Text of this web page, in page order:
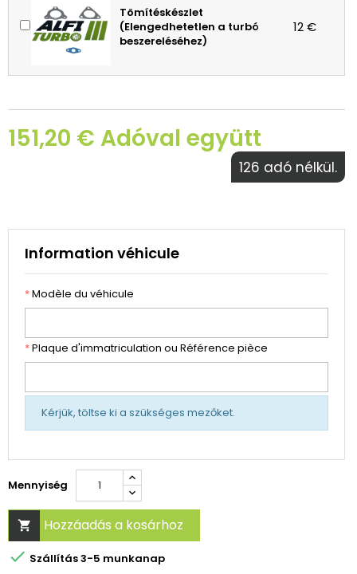
Tömítéskészlet
(Elengedhetetlen a turbó
beszereléséhez)
12 €
151,20 € Adóval együtt
126 adó nélkül.
Information véhicule
*Modèle du véhicule
*Plaque d'immatriculation ou Référence pièce
Kérjük, töltse ki a szükséges mezőket.
Mennyiség
 Hozzáadás a kosárhoz
 Szállítás 3-5 munkanap